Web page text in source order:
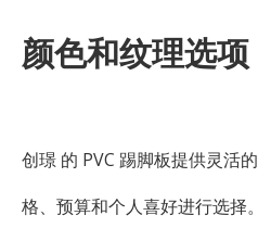
颜色和纹理选项
创璟 的 PVC 踢脚板提供灵活
格、预算和个人喜好进行选择